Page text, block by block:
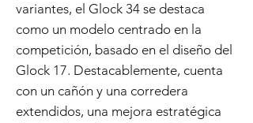
variantes, el Glock 34 se destaca
como un modelo centrado en la
competición, basado en el diseño del
Glock 17. Destacablemente, cuenta
con un cañón y una corredera
extendidos, una mejora estratégica